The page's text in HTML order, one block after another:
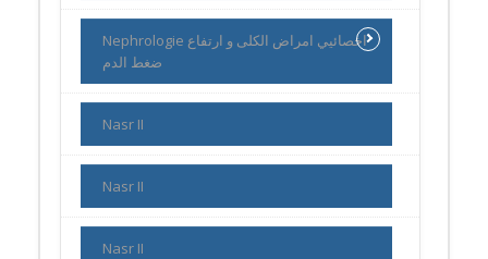
Nephrologie اخصائيي امراض الكلى و ارتفاع
ضغط الدم
Nasr II
Nasr II
Nasr II